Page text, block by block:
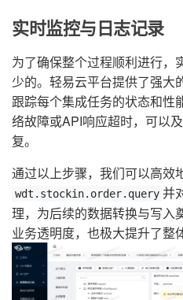
实时监控与日志记录
为了确保整个过程顺利进行，
少的。轻易云平台提供了强大
跟踪每个集成任务的状态和性
络故障或API响应超时，可以
复。
通过以上步骤，我们可以高效
wdt.stockin.order.query 并
理，为后续的数据转换与写入
业务透明度，也极大提升了整